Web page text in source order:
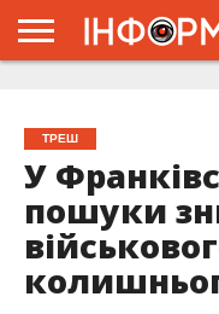
ТРЕШ
У
пошуки